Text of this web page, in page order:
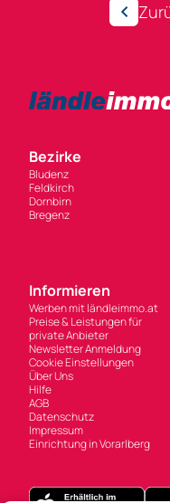
Bezirke
Bludenz
Feldkirch
Dornbirn
Bregenz
Informieren
Werben mit ländleimmo.at
Preise & Leistungen für
private Anbieter
Newsletter Anmeldung
Cookie Einstellungen
Über Uns
Hilfe
AGB
Datenschutz
Impressum
Einrichtung in Vorarlberg